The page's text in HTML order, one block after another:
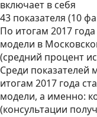
включает в себя
43 показателя (10
По итогам 2017
модели в
(средний процент
Среди показателей
итогам 2017 года
модели, а именно:
(консультации